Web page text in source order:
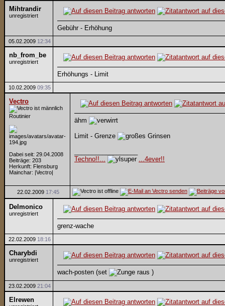
Mihtrandir
unregistriert
Gebühr - Erhöhung
05.02.2009 12:34
nb_from_be
unregistriert
Erhöhungs - Limit
10.02.2009 09:35
Vectro
Routinier
Dabei seit: 29.04.2008
Beiträge: 203
Herkunft: Flensburg
Mainchar: |Vectro|
ähm
Limit - Grenze
Techno!!...
...4ever!!
22.02.2009 17:45
Delmonico
unregistriert
grenz-wache
22.02.2009 18:16
Charybdi
unregistriert
wach-posten (set )
23.02.2009 21:04
Elrewen